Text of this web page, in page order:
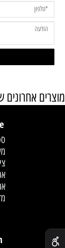
מוצרים אחרונים